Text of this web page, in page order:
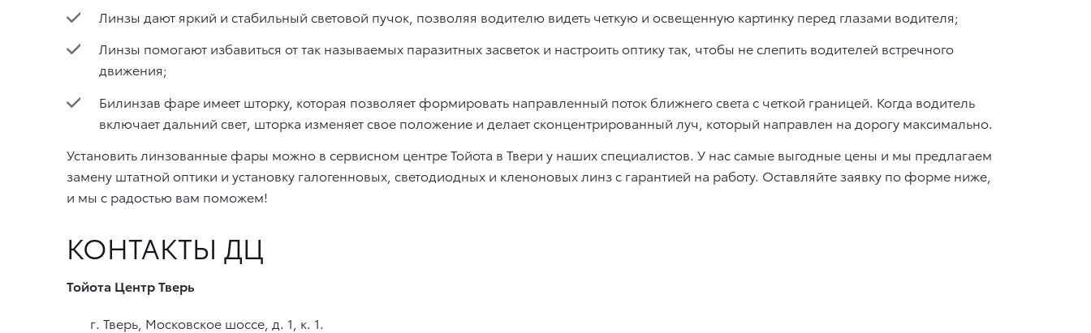
Линзы дают яркий и стабильный световой пучок, позволяя водителю видеть четкую и освещенную картинку перед глазами водителя;
Линзы помогают избавиться от так называемых паразитных засветок и настроить оптику так, чтобы не слепить водителей встречного
движения;
Билинзав фаре имеет шторку, которая позволяет формировать направленный поток ближнего света с четкой границей. Когда водитель
включает дальний свет, шторка изменяет свое положение и делает сконцентрированный луч, который направлен на дорогу максимально.
Установить линзованные фары можно в сервисном центре Тойота в Твери у наших специалистов. У нас самые выгодные цены и мы предлагаем
замену штатной оптики и установку галогенновых, светодиодных и кленоновых линз с гарантией на работу. Оставляйте заявку по форме ниже,
и мы с радостью вам поможем!
КОНТАКТЫ ДЦ
Тойота Центр Тверь
г. Тверь, Московское шоссе, д. 1, к. 1.